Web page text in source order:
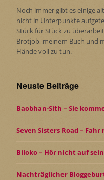
Noch immer gibt es einige
nicht in Unterpunkte
Stück für Stück zu
Brotjob, meinem Buch und
Hände voll zu tun.
Neuste Beiträge
Baobhan-Sìth – Sie
Seven Sisters Road –
Biloko – Hör nicht auf
Nachträglicher